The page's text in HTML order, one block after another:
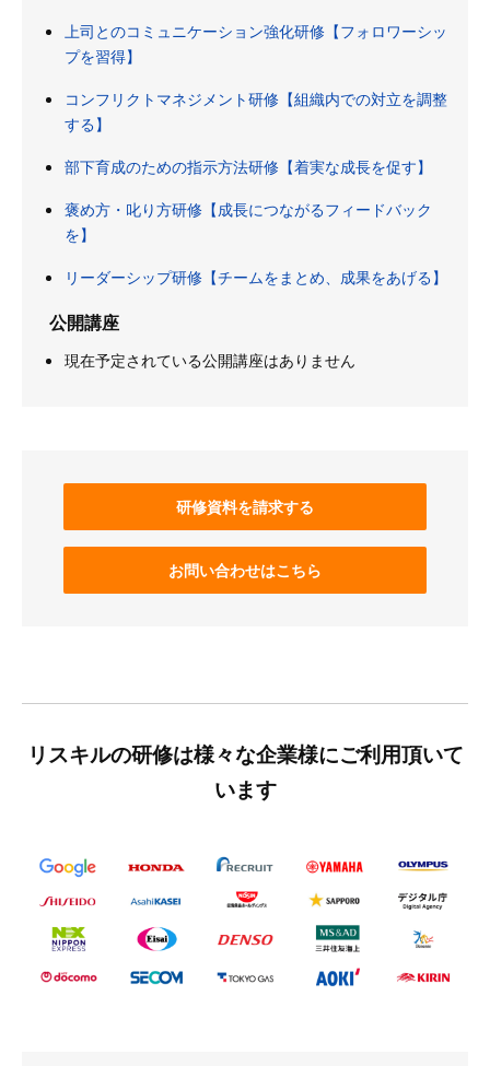
上司とのコミュニケーション強化研修【フォロワーシッ
プを習得】
コンフリクトマネジメント研修【組織内での対立を調整
する】
部下育成のための指示方法研修【着実な成長を促す】
褒め方・叱り方研修【成長につながるフィードバック
を】
リーダーシップ研修【チームをまとめ、成果をあげる】
公開講座
現在予定されている公開講座はありません
研修資料を請求する
お問い合わせはこちら
リスキルの研修は様々な企業様にご利用頂いて
います